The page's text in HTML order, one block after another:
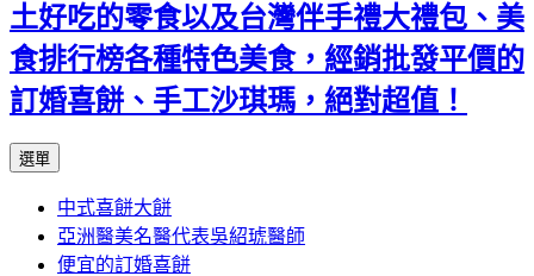
土好吃的零食以及台灣伴手禮大禮包、美
食排行榜各種特色美食，經銷批發平價的
訂婚喜餅、手工沙琪瑪，絕對超值！
選單
內
容
中式喜餅大餅
亞洲醫美名醫代表吳紹琥醫師
便宜的訂婚喜餅